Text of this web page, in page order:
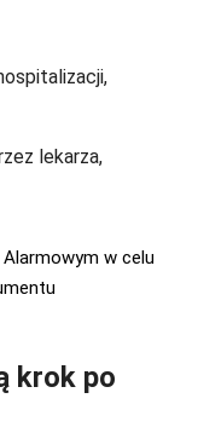
lekarza,
w celu
krok po